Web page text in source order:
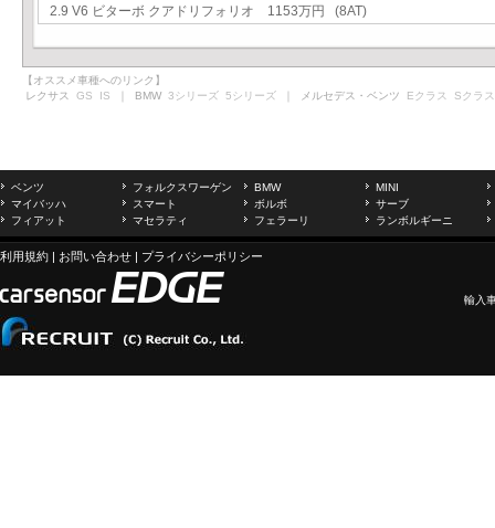
2.9 V6 ビターボ クアドリフォリオ 1153万円 (8AT)
【オススメ車種へのリンク】
レクサス GS IS ｜ BMW 3シリーズ 5シリーズ ｜ メルセデス・ベンツ Eクラス Sクラス
ベンツ フォルクスワーゲン BMW
MINI
マイバッハ
スマート ボルボ
サーブ
フィアット
マセラティ フェラーリ ランボルギーニ
利用規約 | お問い合わせ | プライバシーポリシー
輸入